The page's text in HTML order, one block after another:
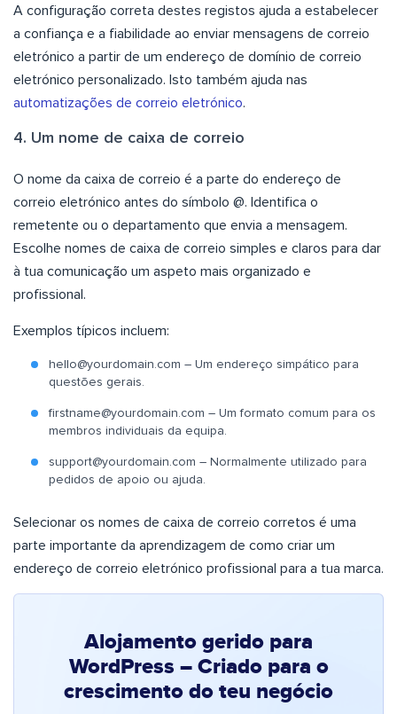
A configuração correta destes registos ajuda a estabelecer
a confiança e a fiabilidade ao enviar mensagens de correio
eletrónico a partir de um endereço de domínio de correio
eletrónico personalizado. Isto também ajuda nas
automatizações de correio eletrónico.
4. Um nome de caixa de correio
O nome da caixa de correio é a parte do endereço de
correio eletrónico antes do símbolo @. Identifica o
remetente ou o departamento que envia a mensagem.
Escolhe nomes de caixa de correio simples e claros para dar
à tua comunicação um aspeto mais organizado e
profissional.
Exemplos típicos incluem:
hello@yourdomain.com – Um endereço simpático para
questões gerais.
firstname@yourdomain.com – Um formato comum para os
membros individuais da equipa.
support@yourdomain.com – Normalmente utilizado para
pedidos de apoio ou ajuda.
Selecionar os nomes de caixa de correio corretos é uma
parte importante da aprendizagem de como criar um
endereço de correio eletrónico profissional para a tua marca.
Alojamento gerido para
WordPress – Criado para o
crescimento do teu negócio